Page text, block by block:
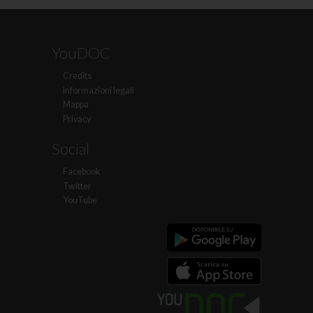
YouDOC
Credits
Informazioni legali
Mappa
Privacy
Social
Facebook
Twitter
YouTube